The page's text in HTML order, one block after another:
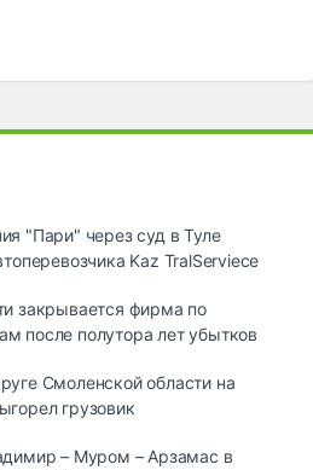
"Пари" через суд в Туле
Kaz TralServiece
закрывается фирма по
после полутора лет убытков
Смоленской области на
грузовик
– Муром – Арзамас в